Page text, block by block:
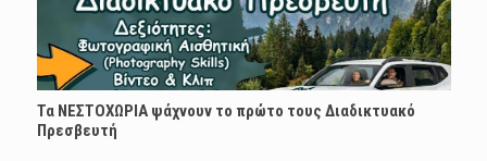
Τα ΝΕΣΤΟΧΩΡΙΑ ψάχνουν το πρώτο τους Διαδικτυακό
Πρεσβευτή